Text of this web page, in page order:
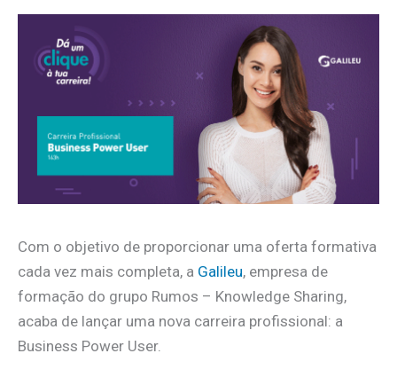
Com o objetivo de proporcionar uma oferta formativa
cada vez mais completa, a Galileu, empresa de
formação do grupo Rumos – Knowledge Sharing,
acaba de lançar uma nova carreira profissional: a
Business Power User.